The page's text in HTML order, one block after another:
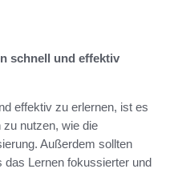
schnell und effektiv
effektiv zu erlernen, ist es
nutzen, wie die
Außerdem sollten
das Lernen fokussierter und